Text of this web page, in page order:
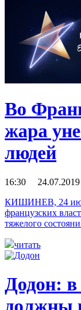
Во
жара
людей
16:30 24.07.2019
КИШИНЕВ, 24 июл
французских
тяжелого
читать
Додон: